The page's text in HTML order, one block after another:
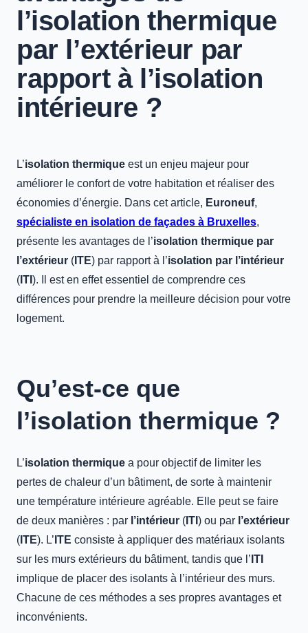
l’isolation thermique
par l’extérieur par
rapport à l’isolation
intérieure ?
L’isolation thermique est un enjeu majeur pour
améliorer le confort de votre habitation et réaliser des
économies d’énergie. Dans cet article, Euroneuf,
spécialiste en isolation de façades à Bruxelles,
présente les avantages de l’isolation thermique par
l’extérieur ( ITE) par rapport à l’isolation par l’intérieur
( ITI ). Il est en effet essentiel de comprendre ces
différences pour prendre la meilleure décision pour votre
logement.
Qu’est-ce que
l’isolation thermique ?
L’isolation thermique a pour objectif de limiter les
pertes de chaleur d’un bâtiment, de sorte à maintenir
une température intérieure agréable. Elle peut se faire
de deux manières : par l’intérieur ( ITI ) ou par l’extérieur
( ITE). L’ ITE consiste à appliquer des matériaux isolants
sur les murs extérieurs du bâtiment, tandis que l’ ITI
implique de placer des isolants à l’intérieur des murs.
Chacune de ces méthodes a ses propres avantages et
inconvénients.